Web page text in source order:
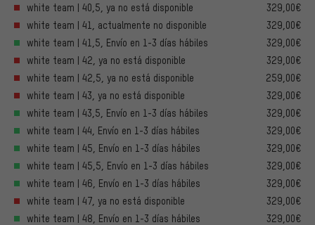
white team | 40,5, ya no está disponible
329,00€
white team | 41, actualmente no disponible
329,00€
white team | 41,5, Envío en 1-3 días hábiles
329,00€
white team | 42, ya no está disponible
329,00€
white team | 42,5, ya no está disponible
259,00€
white team | 43, ya no está disponible
329,00€
white team | 43,5, Envío en 1-3 días hábiles
329,00€
white team | 44, Envío en 1-3 días hábiles
329,00€
white team | 45, Envío en 1-3 días hábiles
329,00€
white team | 45,5, Envío en 1-3 días hábiles
329,00€
white team | 46, Envío en 1-3 días hábiles
329,00€
white team | 47, ya no está disponible
329,00€
white team | 48, Envío en 1-3 días hábiles
329,00€